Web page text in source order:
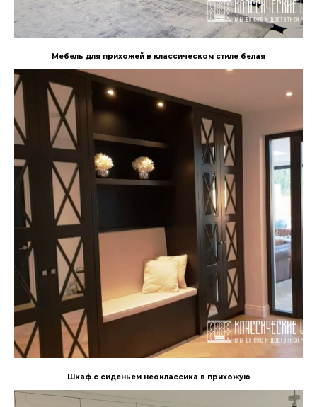
Мебель для прихожей в классическом стиле белая
Шкаф с сиденьем неоклассика в прихожую